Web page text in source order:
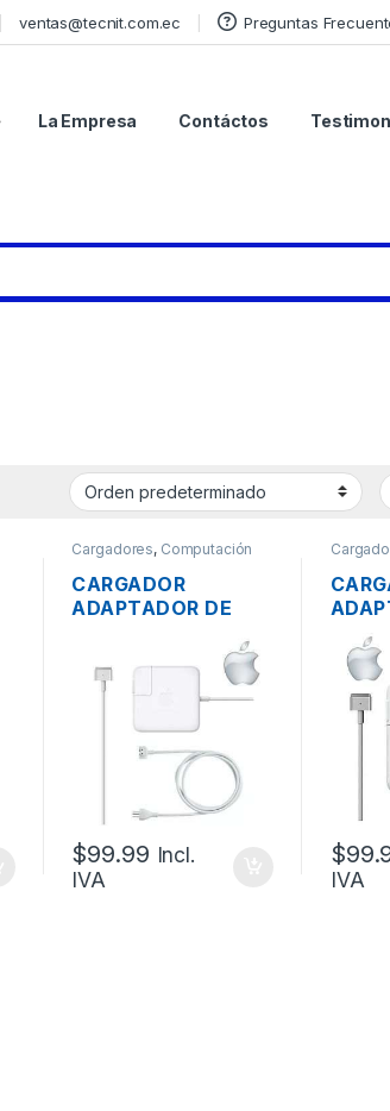
ventas@tecnit.com.ec Preguntas
La Empresa Contáctos
Cargadores, Computación
CARGADOR
ADAPTADOR DE
APPLE MAGSAFE 2
16.5V 3.65A 60W
ORIGINAL + CABLE
DE PODER
$99.99 Incl.
IVA
20V
$
IVA